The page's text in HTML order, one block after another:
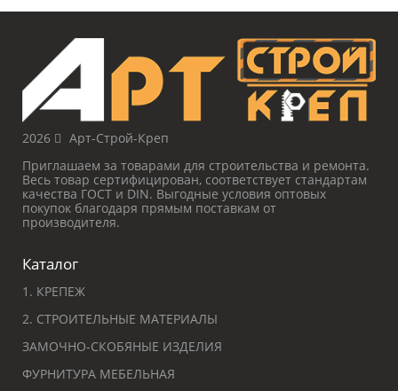
2026
Арт-Строй-Креп
Приглашаем за товарами для строительства и ремонта.
Весь товар сертифицирован, соответствует стандартам
качества ГОСТ и DIN. Выгодные условия оптовых
покупок благодаря прямым поставкам от
производителя.
Каталог
1. КРЕПЕЖ
2. СТРОИТЕЛЬНЫЕ МАТЕРИАЛЫ
ЗАМОЧНО-СКОБЯНЫЕ ИЗДЕЛИЯ
ФУРНИТУРА МЕБЕЛЬНАЯ